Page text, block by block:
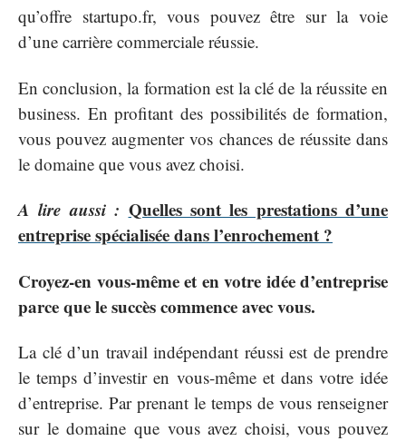
qu’offre startupo.fr, vous pouvez être sur la voie
d’une carrière commerciale réussie.
En conclusion, la formation est la clé de la réussite en
business. En profitant des possibilités de formation,
vous pouvez augmenter vos chances de réussite dans
le domaine que vous avez choisi.
A lire aussi : Quelles sont les prestations d’une
entreprise spécialisée dans l’enrochement ?
Croyez-en vous-même et en votre idée d’entreprise
parce que le succès commence avec vous.
La clé d’un travail indépendant réussi est de prendre
le temps d’investir en vous-même et dans votre idée
d’entreprise. Par prenant le temps de vous renseigner
sur le domaine que vous avez choisi, vous pouvez